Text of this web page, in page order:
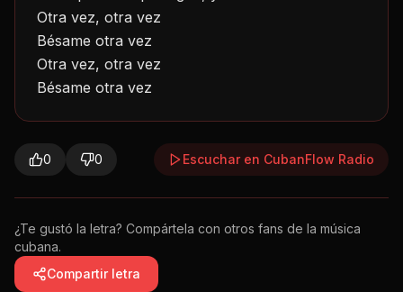
Otra vez, otra vez
Bésame otra vez
Otra vez, otra vez
Bésame otra vez
0 0 Escuchar en CubanFlow Radio
¿Te gustó la letra? Compártela con otros fans de la música
cubana.
Compartir letra